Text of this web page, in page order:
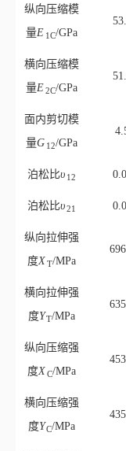
纵向压缩模
量E 1C/GPa
横向压缩模
量E2C/GPa
面内剪切模
量G 12/GPa
泊松比υ 12
泊松比υ21
纵向拉伸强
度XT/MPa
横向拉伸强
度YT/MPa
纵向压缩强
度XC/MPa
横向压缩强
度YC/MPa